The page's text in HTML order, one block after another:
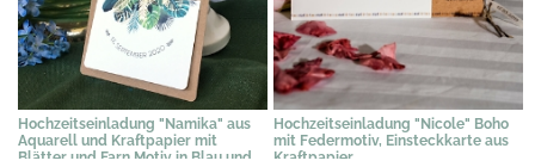
Hochzeitseinladung "Namika" aus
Aquarell und Kraftpapier mit
Blätter und Farn Motiv in Blau und
Hochzeitseinladung "Nicole" Boho
mit Federmotiv, Einsteckkarte aus
Kraftpapier